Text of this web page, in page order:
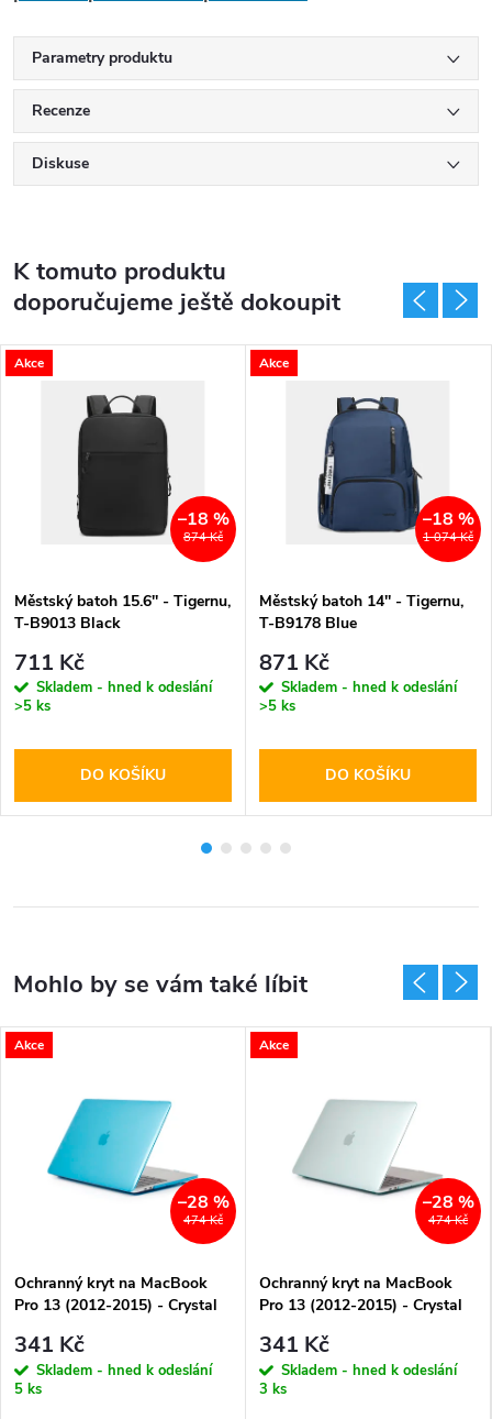
Parametry produktu
Recenze
Diskuse
K tomuto produktu
doporučujeme ještě dokoupit
Akce
874 Kč
–18 %
Městský batoh 15.6'' - Tigernu,
T-B9013 Black
711 Kč
Skladem - hned k odeslání
>5 ks
DO KOŠÍKU
Akce
1 074 Kč
–18 %
Městský batoh 14'' - Tigernu,
T-B9178 Blue
871 Kč
Skladem - hned k odeslání
>5 ks
DO KOŠÍKU
Akce
474 Kč
–28 %
Ochranný kryt na MacBook
Pro 13 (2012-2015) - Crystal
341 Kč
Skladem - hned k odeslání
5 ks
Akce
474 Kč
–28 %
Ochranný kryt na MacBook
Pro 13 (2012-2015) - Crystal
341 Kč
Skladem - hned k odeslání
3 ks